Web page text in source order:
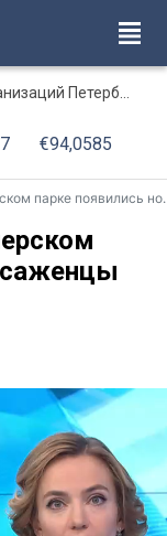
17,7 трлн рублей
€94,0585
новые саженцы японской вишни
саженцы